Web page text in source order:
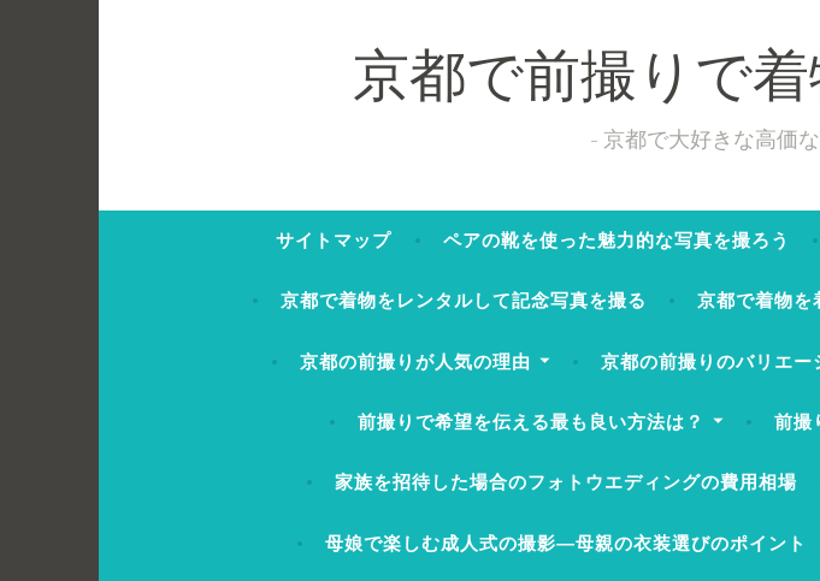
ス
京都で前撮りで着
京都で大好きな高価
サイトマップ ペアの靴を使った魅力的な写真を撮ろう
京都で着物をレンタルして記念写真を撮る 京都で着物を
京都の前撮りが人気の理由 京都の前撮りのバリエー
前撮りで希望を伝える最も良い方法は？ 前撮
家族を招待した場合のフォトウエディングの費用相場
母娘で楽しむ成人式の撮影―母親の衣装選びのポイント